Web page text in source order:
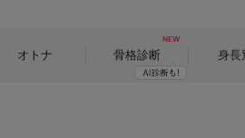
オトナ 骨格診断 身長